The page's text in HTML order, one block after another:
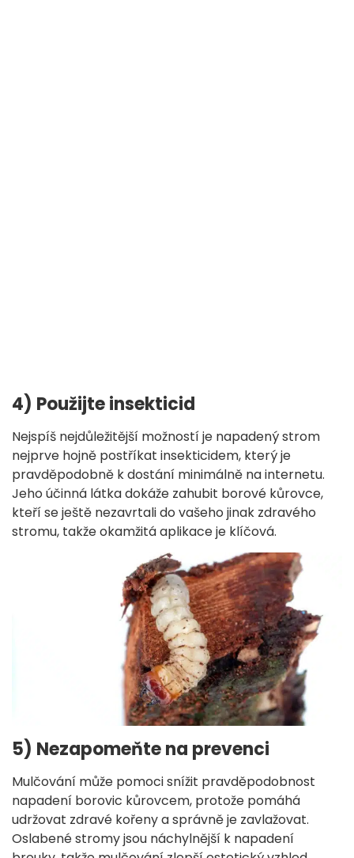
4) Použijte insekticid
Nejspíš nejdůležitější možností je napadený strom
nejprve hojně postříkat insekticidem, který je
pravděpodobně k dostání minimálně na internetu.
Jeho účinná látka dokáže zahubit borové kůrovce,
kteří se ještě nezavrtali do vašeho jinak zdravého
stromu, takže okamžitá aplikace je klíčová.
5) Nezapomeňte na prevenci
Mulčování může pomoci snížit pravděpodobnost
napadení borovic kůrovcem, protože pomáhá
udržovat zdravé kořeny a správně je zavlažovat.
Oslabené stromy jsou náchylnější k napadení